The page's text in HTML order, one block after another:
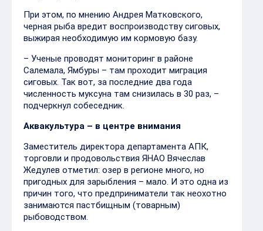
При этом, по мнению Андрея Матковского,
черная рыба вредит воспроизводству сиговых,
выжирая необходимую им кормовую базу.
– Ученые проводят мониторинг в районе
Салемала, Ямбуры – там проходит миграция
сиговых. Так вот, за последние два года
численность муксуна там снизилась в 30 раз, –
подчеркнул собеседник.
Аквакультура – в центре внимания
Заместитель директора департамента АПК,
торговли и продовольствия ЯНАО Вячеслав
Жедулев отметил: озер в регионе много, но
пригодных для зарыбления – мало. И это одна из
причин того, что предприниматели так неохотно
занимаются пастбищным (товарным)
рыбоводством.